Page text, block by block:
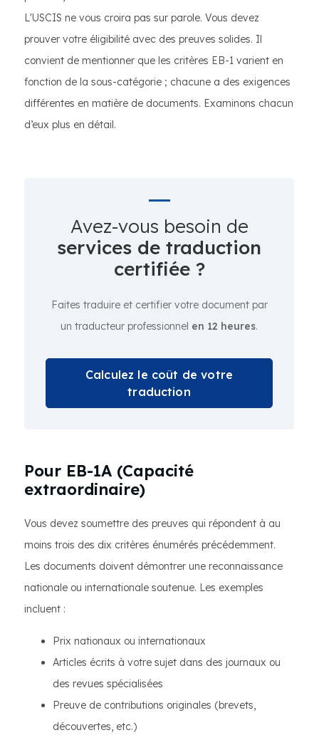
L'USCIS ne vous croira pas sur parole. Vous devez
prouver votre éligibilité avec des preuves solides. Il
convient de mentionner que les critères EB-1 varient en
fonction de la sous-catégorie ; chacune a des exigences
différentes en matière de documents. Examinons chacun
d’eux plus en détail.
Avez-vous besoin de
services de traduction
certifiée ?
Faites traduire et certifier votre document par
un traducteur professionnel en 12 heures.
Calculez le coût de votre
traduction
Pour EB-1A (Capacité
extraordinaire)
Vous devez soumettre des preuves qui répondent à au
moins trois des dix critères énumérés précédemment.
Les documents doivent démontrer une reconnaissance
nationale ou internationale soutenue. Les exemples
incluent :
Prix nationaux ou internationaux
Articles écrits à votre sujet dans des journaux ou
des revues spécialisées
Preuve de contributions originales (brevets,
découvertes, etc.)